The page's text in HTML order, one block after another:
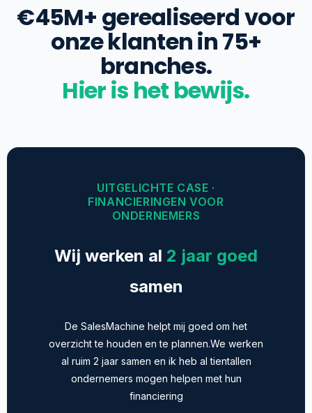
€45M+ gerealiseerd voor
onze klanten in 75+
branches.
Hier is het bewijs.
UITGELICHTE CASE ·
FINANCIERINGEN VOOR
ONDERNEMERS
Wij werken al 2 jaar goed
samen
De SalesMachine helpt mij goed om het
overzicht te houden en te plannen.We werken
al ruim 2 jaar samen en ik heb al tientallen
ondernemers mogen helpen met hun
financiering